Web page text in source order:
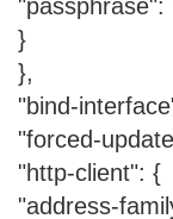
}
},
"bind-
"forced-
"http-client": {
"address-